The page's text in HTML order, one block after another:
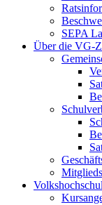
SEPA
Über die VG-